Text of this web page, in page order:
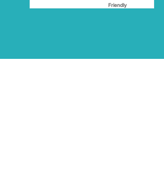
FriendlyCaptcha ⇗